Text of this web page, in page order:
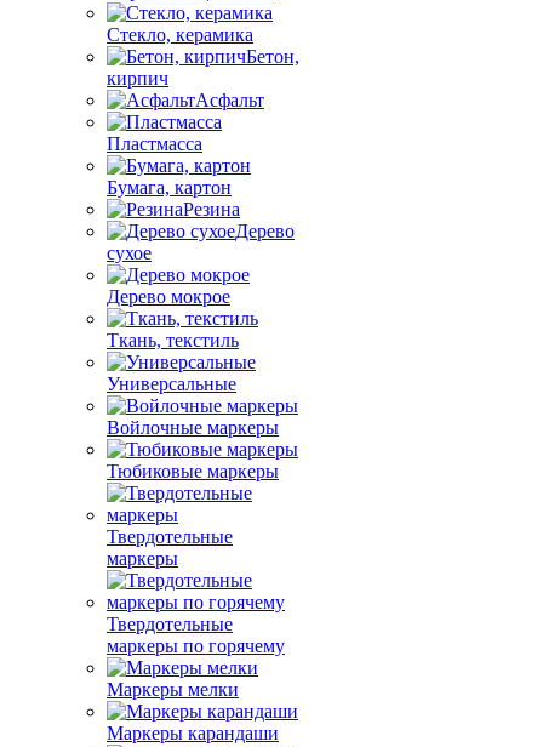
Стекло, керамика
Бетон,
кирпич
Асфальт
Пластмасса
Бумага, картон
Резина
Дерево
сухое
Дерево мокрое
Ткань, текстиль
Универсальные
Войлочные маркеры
Тюбиковые маркеры
Твердотельные
маркеры
Твердотельные
маркеры по горячему
Маркеры мелки
Маркеры карандаши